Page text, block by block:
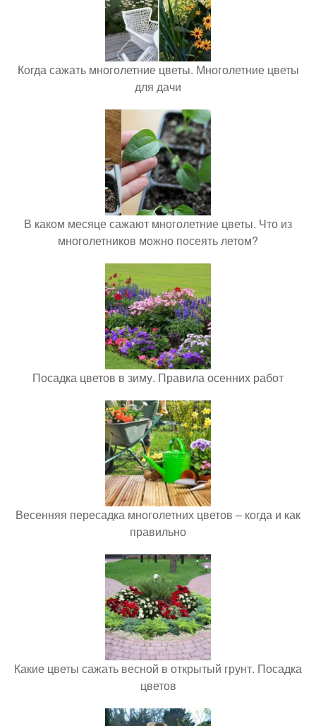
Когда сажать многолетние цветы. Многолетние цветы
для дачи
В каком месяце сажают многолетние цветы. Что из
многолетников можно посеять летом?
Посадка цветов в зиму. Правила осенних работ
Весенняя пересадка многолетних цветов – когда и как
правильно
Какие цветы сажать весной в открытый грунт. Посадка
цветов